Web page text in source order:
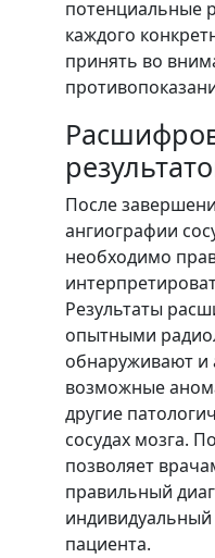
потенциальные
каждого
принять во
После
ангиографии
необходимо
Результаты
опытными
обнаруживают и
возможные
другие
сосудах мозга.
позволяет
правильный
пациента.